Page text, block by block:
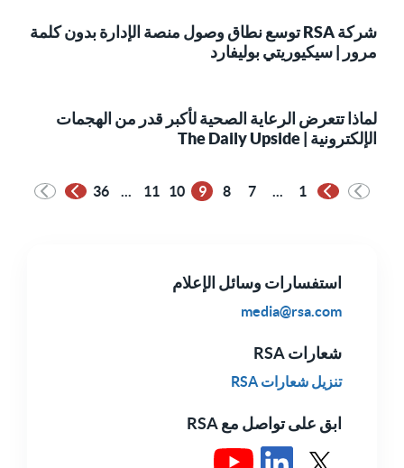
استفسارات وسائل الإعلام
media@rsa.com
شعارات RSA
تنزيل شعارات RSA
ابق على تواصل مع RSA
شركة RSA توسع نطاق وصول منصة الإدارة بدون كلمة
مرور | سيكيوريتي بوليفارد
لماذا تتعرض الرعاية الصحية لأكبر قدر من الهجمات
الإلكترونية | The Daily Upside
الصفحة السابقة
1
...
7
8
9
10
11
...
36
الصفحة